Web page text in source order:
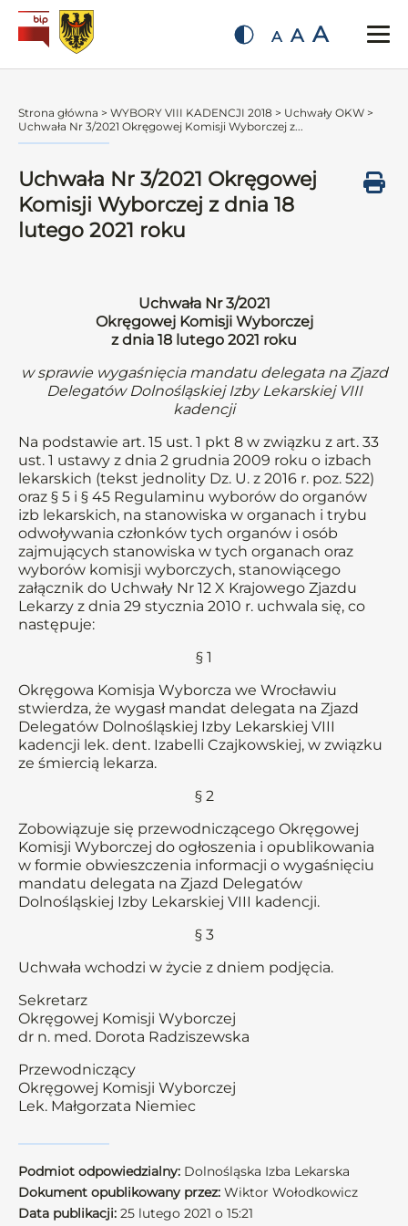
A A A
Strona główna > WYBORY VIII KADENCJI 2018 > Uchwały OKW >
Uchwała Nr 3/2021 Okręgowej Komisji Wyborczej z...
Uchwała Nr 3/2021 Okręgowej
Komisji Wyborczej z dnia 18
lutego 2021 roku
Uchwała Nr 3/2021
Okręgowej Komisji Wyborczej
z dnia 18 lutego 2021 roku
w sprawie wygaśnięcia mandatu delegata na Zjazd
Delegatów Dolnośląskiej Izby Lekarskiej VIII
kadencji
Na podstawie art. 15 ust. 1 pkt 8 w związku z art. 33
ust. 1 ustawy z dnia 2 grudnia 2009 roku o izbach
lekarskich (tekst jednolity Dz. U. z 2016 r. poz. 522)
oraz § 5 i § 45 Regulaminu wyborów do organów
izb lekarskich, na stanowiska w organach i trybu
odwoływania członków tych organów i osób
zajmujących stanowiska w tych organach oraz
wyborów komisji wyborczych, stanowiącego
załącznik do Uchwały Nr 12 X Krajowego Zjazdu
Lekarzy z dnia 29 stycznia 2010 r. uchwala się, co
następuje:
§ 1
Okręgowa Komisja Wyborcza we Wrocławiu
stwierdza, że wygasł mandat delegata na Zjazd
Delegatów Dolnośląskiej Izby Lekarskiej VIII
kadencji lek. dent. Izabelli Czajkowskiej, w związku
ze śmiercią lekarza.
§ 2
Zobowiązuje się przewodniczącego Okręgowej
Komisji Wyborczej do ogłoszenia i opublikowania
w formie obwieszczenia informacji o wygaśnięciu
mandatu delegata na Zjazd Delegatów
Dolnośląskiej Izby Lekarskiej VIII kadencji.
§ 3
Uchwała wchodzi w życie z dniem podjęcia.
Sekretarz
Okręgowej Komisji Wyborczej
dr n. med. Dorota Radziszewska
Przewodniczący
Okręgowej Komisji Wyborczej
Lek. Małgorzata Niemiec
Podmiot odpowiedzialny: Dolnośląska Izba Lekarska
Dokument opublikowany przez: Wiktor Wołodkowicz
Data publikacji: 25 lutego 2021 o 15:21